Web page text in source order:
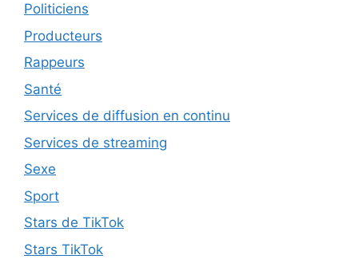
Politiciens
Producteurs
Rappeurs
Santé
Services de diffusion en continu
Services de streaming
Sexe
Sport
Stars de TikTok
Stars TikTok